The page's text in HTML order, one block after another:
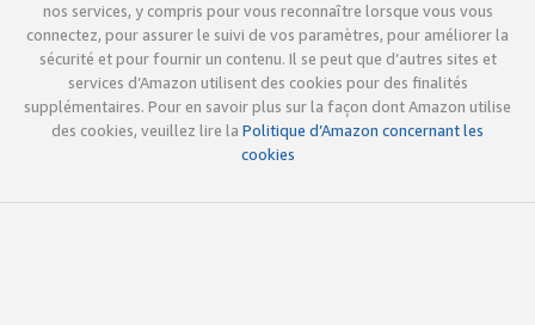
nos services, y compris pour vous reconnaître lorsque vous vous
connectez, pour assurer le suivi de vos paramètres, pour améliorer la
sécurité et pour fournir un contenu. Il se peut que d’autres sites et
services d’Amazon utilisent des cookies pour des finalités
supplémentaires. Pour en savoir plus sur la façon dont Amazon utilise
des cookies, veuillez lire la Politique d’Amazon concernant les
cookies